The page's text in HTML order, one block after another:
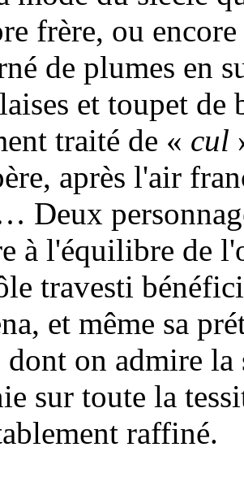
frère, ou
de plumes en
et toupet de
traité de « cul
après l'air
Deux
à l'équilibre de
travesti
et même sa
on admire
sur toute la
raffiné.